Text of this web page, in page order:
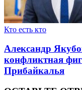
Кто есть кто
Александр
конфликтная
Прибайкалья